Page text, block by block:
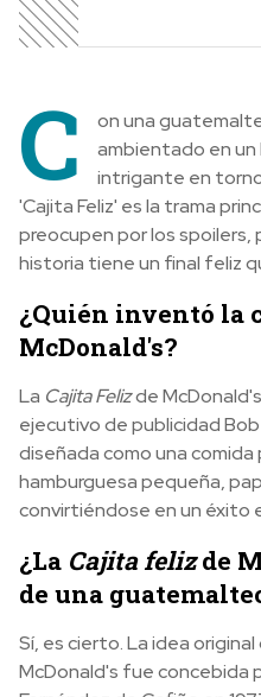
C
on una
ambientado en un
intrigante en
'Cajita Feliz' es la trama
preocupen por los
historia tiene un final feliz
¿Quién inventó la
McDonald's?
La Cajita Felizde
ejecutivo de publicidad
diseñada como una comida
hamburguesa pequeña,
convirtiéndose en un éxito
¿La Cajita felizde
de una
Sí, es cierto. La idea original
McDonald's fue concebida